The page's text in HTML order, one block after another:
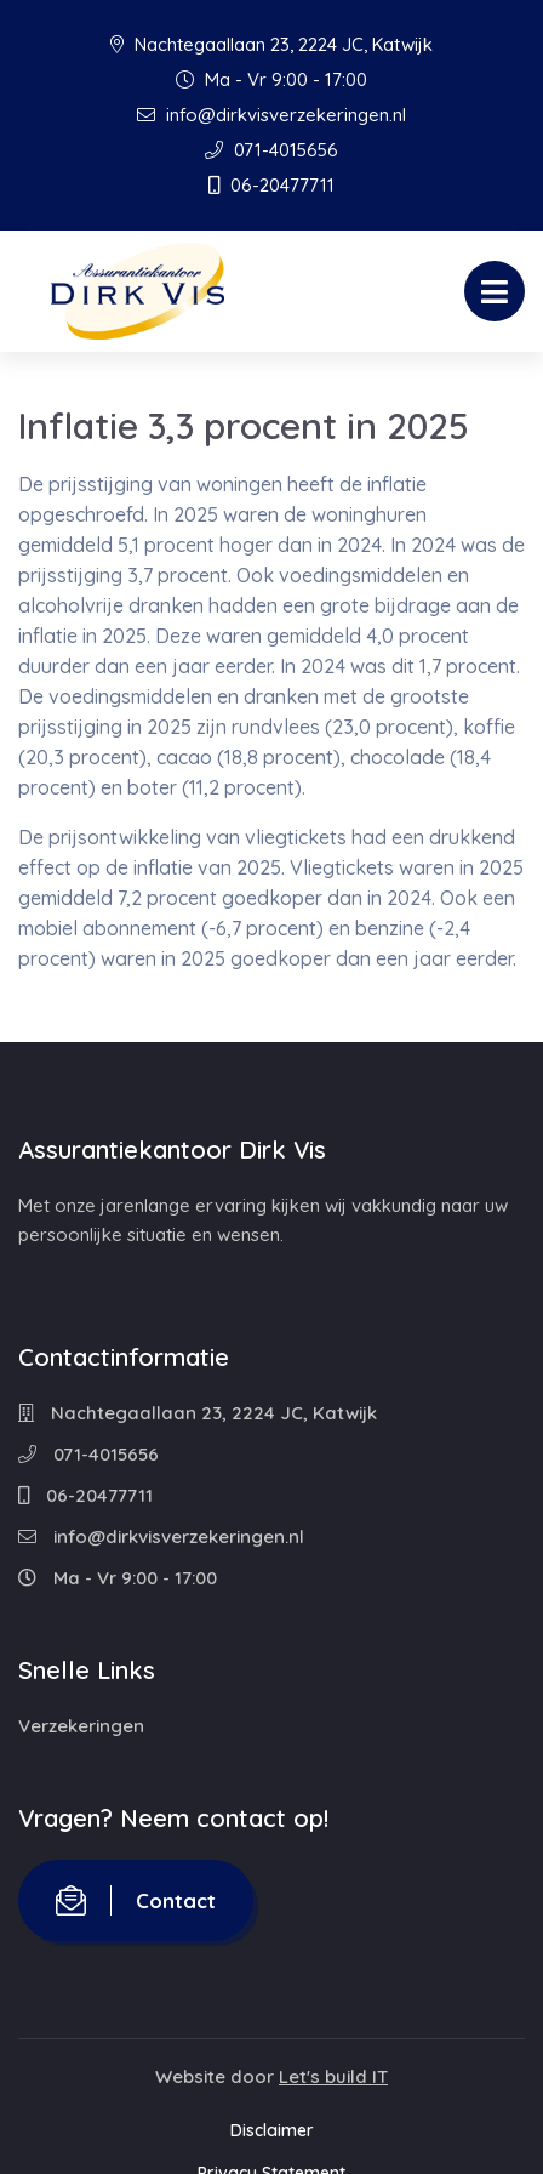
Nachtegaallaan 23, 2224 JC, Katwijk
Ma - Vr 9:00 - 17:00
info@dirkvisverzekeringen.nl
071-4015656
06-20477711
Inflatie 3,3 procent in 2025
De prijsstijging van woningen heeft de inflatie
opgeschroefd. In 2025 waren de woninghuren
gemiddeld 5,1 procent hoger dan in 2024. In 2024 was de
prijsstijging 3,7 procent. Ook voedingsmiddelen en
alcoholvrije dranken hadden een grote bijdrage aan de
inflatie in 2025. Deze waren gemiddeld 4,0 procent
duurder dan een jaar eerder. In 2024 was dit 1,7 procent.
De voedingsmiddelen en dranken met de grootste
prijsstijging in 2025 zijn rundvlees (23,0 procent), koffie
(20,3 procent), cacao (18,8 procent), chocolade (18,4
procent) en boter (11,2 procent).
De prijsontwikkeling van vliegtickets had een drukkend
effect op de inflatie van 2025. Vliegtickets waren in 2025
gemiddeld 7,2 procent goedkoper dan in 2024. Ook een
mobiel abonnement (-6,7 procent) en benzine (-2,4
procent) waren in 2025 goedkoper dan een jaar eerder.
Assurantiekantoor Dirk Vis
Met onze jarenlange ervaring kijken wij vakkundig naar uw
persoonlijke situatie en wensen.
Contactinformatie
Nachtegaallaan 23, 2224 JC, Katwijk
071-4015656
06-20477711
info@dirkvisverzekeringen.nl
Ma - Vr 9:00 - 17:00
Snelle Links
Verzekeringen
Vragen? Neem contact op!
Contact
Website door Let's build IT
Disclaimer